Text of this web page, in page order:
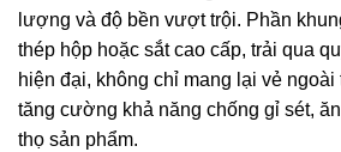
lượng và độ bền vượt trội. Phần
thép hộp hoặc sắt cao cấp, trải qua
hiện đại, không chỉ mang lại vẻ ngoài
tăng cường khả năng chống gỉ sét,
thọ sản phẩm.